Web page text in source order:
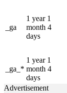
_ga
1 year 1
month 4
days
_ga_*
1 year 1
month 4
days
Advertisement